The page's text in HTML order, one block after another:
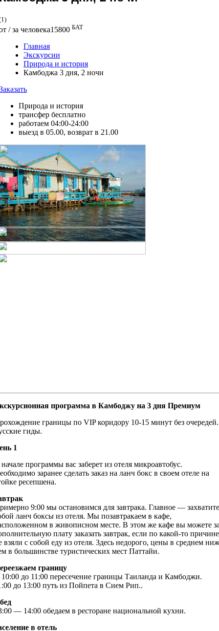
/ за человека15800 БАТ
Главная
Экскурсии
Природа и история
Камбоджа 3 дня, 2 ночи
Природа и история
трансфер бесплатно
работаем 04:00-24:00
выезд в 05.00, возврат в 21.00
программа в Камбоджу на 3 дня Премиум
границы по VIP коридору 10-15 минут без очередей.
гиды.
1
программы вас заберет из отеля микроавтобус.
заранее сделать заказ на ланч бокс в своем отеле на
ресепшена.
9:00 мы остановимся для завтрака. Главное —
ланч боксы из отеля. Мы позавтракаем в кафе,
в живописном месте. В этом же кафе вы можете
плату заказать завтрак, если по какой-то причине
взяли с собой еду из отеля. Здесь недорого, цены в среднем
в большинстве туристических мест Паттайи.
границу
до 11:00 пересечение границы Таиланда и Камбоджи.
до 13:00 путь из Пойпета в Сием Рип..
— 14:00 обедаем в ресторане национальной кухни.
в отель